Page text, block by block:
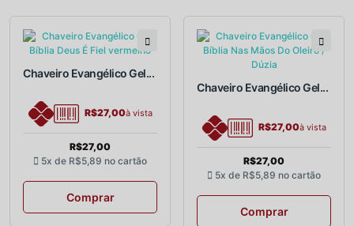
Chaveiro Evangélico Gel...
R$27,00à vista
R$27,00
5x de R$5,89 no cartão
Comprar
Chaveiro Evangélico Gel...
R$27,00à vista
R$27,00
5x de R$5,89 no cartão
Comprar